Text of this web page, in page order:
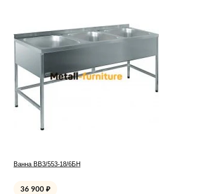
Ванна ВВ3/553-18/6БН
36 900 ₽